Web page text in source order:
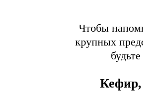
Чтобы
крупных
Кефир,